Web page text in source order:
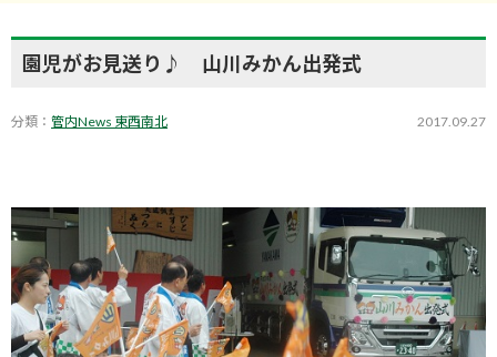
支店･ATM
園児がお見送り♪ 山川みかん出発式
分類： 管内News 東西南北 2017.09.27